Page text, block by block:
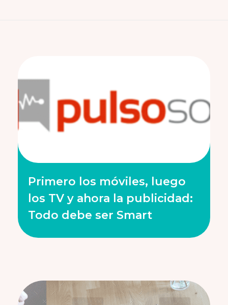
Primero los móviles, luego
los TV y ahora la publicidad:
Todo debe ser Smart